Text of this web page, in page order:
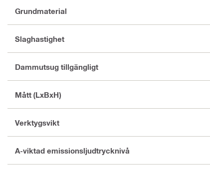
Grundmaterial
Slaghastighet
Dammutsug tillgängligt
Mått (LxBxH)
Verktygsvikt
A-viktad emissionsljudtrycknivå